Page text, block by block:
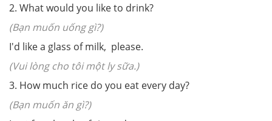
2. What would you like to drink?
(Bạn muốn uống gì?)
I'd like a glass of milk, please.
(Vui lòng cho tôi một ly sữa.)
3. How much rice do you eat every day?
(Bạn muốn ăn gì?)